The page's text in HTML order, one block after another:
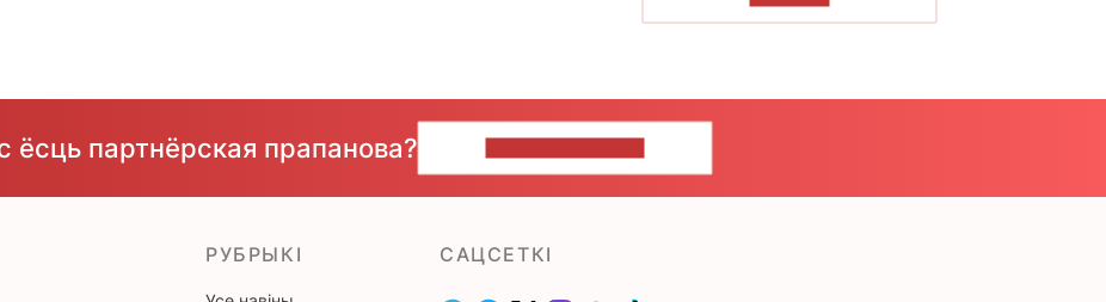
ёсць партнёрская прапанова?
РУБРЫКІ САЦСЕТКІ